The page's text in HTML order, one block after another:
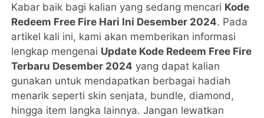
Kabar baik bagi kalian yang sedang mencari Kode
Redeem Free Fire Hari Ini Desember 2024. Pada
artikel kali ini, kami akan memberikan informasi
lengkap mengenai Update Kode Redeem Free Fire
Terbaru Desember 2024 yang dapat kalian
gunakan untuk mendapatkan berbagai hadiah
menarik seperti skin senjata, bundle, diamond,
hingga item langka lainnya. Jangan lewatkan